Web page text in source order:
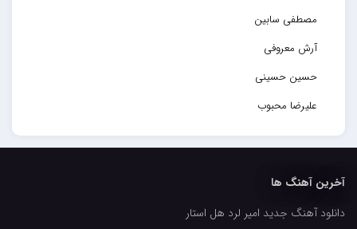
مصطفی سابین
آرش معروفی
حسین حسینی
علیرضا محبوب
حسین حصارکی
کاپیتان
مجید رضوی
آخرین آهنگ ها
دانلود آهنگ جدید امیر لرد هل استار